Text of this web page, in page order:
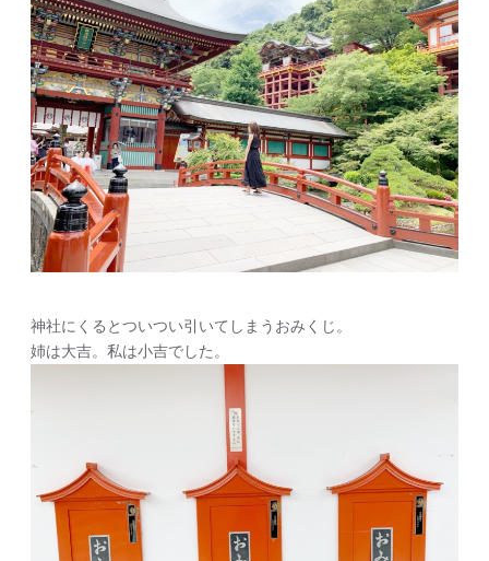
神社にくるとついつい引いてしまうおみくじ。
姉は大吉。私は小吉でした。